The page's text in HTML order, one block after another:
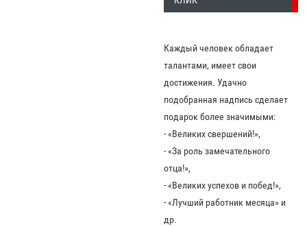
Каждый человек обладает
талантами, имеет свои
достижения. Удачно
подобранная надпись сделает
подарок более значимыми:
- «Великих свершений!»,
- «За роль замечательного
отца!»,
- «Великих успехов и побед!»,
- «Лучший работник месяца» и
др.